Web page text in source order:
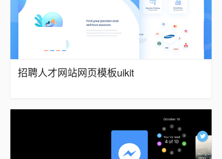
招聘人才网站网页模板uikit